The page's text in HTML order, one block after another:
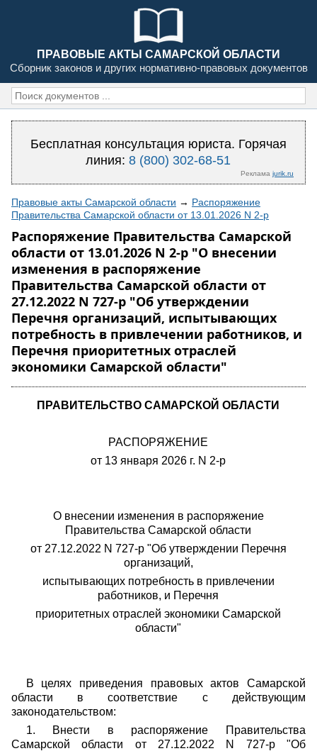
ПРАВОВЫЕ АКТЫ САМАРСКОЙ ОБЛАСТИ
Сборник законов и других нормативно-правовых документов
Бесплатная консультация юриста. Горячая
линия:8 (800) 302-68-51
Реклама jurik.ru
Правовые акты Самарской области → Распоряжение
Правительства Самарской области от 13.01.2026 N 2-р
Распоряжение Правительства Самарской
области от 13.01.2026 N 2-р "О внесении
изменения в распоряжение
Правительства Самарской области от
27.12.2022 N 727-р "Об утверждении
Перечня организаций, испытывающих
потребность в привлечении работников, и
Перечня приоритетных отраслей
экономики Самарской области"
ПРАВИТЕЛЬСТВО САМАРСКОЙ ОБЛАСТИ
РАСПОРЯЖЕНИЕ
от 13 января 2026 г. N 2-р
О внесении изменения в распоряжение
Правительства Самарской области
от 27.12.2022 N 727-р "Об утверждении Перечня
организаций,
испытывающих потребность в привлечении
работников, и Перечня
приоритетных отраслей экономики Самарской
области"
В целях приведения правовых актов Самарской
области в соответствие с действующим
законодательством:
1. Внести в распоряжение Правительства
Самарской области от 27.12.2022 N 727-р "Об